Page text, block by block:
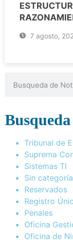
7 agosto,
Tribunal de
Suprema
Sistemas TI
Sin categoría
Reservados
Registro
Penales
Oficina
Oficina de